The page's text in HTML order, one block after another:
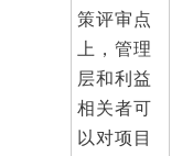
策评审点
上，管理
层和利益
相关者可
以对项目